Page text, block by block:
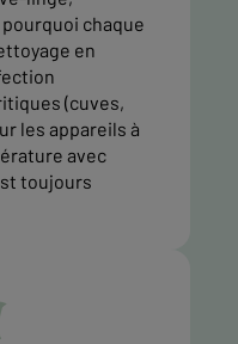
chaque
en
(cuves,
les appareils à
avec
toujours